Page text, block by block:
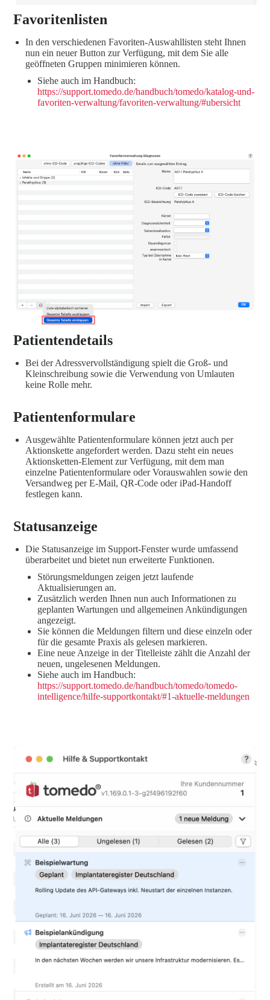
Favoritenlisten
In den verschiedenen Favoriten-Auswahllisten steht Ihnen
nun ein neuer Button zur Verfügung, mit dem Sie alle
geöffneten Gruppen minimieren können.
Siehe auch im Handbuch:
https://support.tomedo.de/handbuch/tomedo/katalog-und-
favoriten-verwaltung/favoriten-verwaltung/#ubersicht
Patientendetails
Bei der Adressvervollständigung spielt die Groß- und
Kleinschreibung sowie die Verwendung von Umlauten
keine Rolle mehr.
Patientenformulare
Ausgewählte Patientenformulare können jetzt auch per
Aktionskette angefordert werden. Dazu steht ein neues
Aktionsketten-Element zur Verfügung, mit dem man
einzelne Patientenformulare oder Vorauswahlen sowie den
Versandweg per E-Mail, QR-Code oder iPad-Handoff
festlegen kann.
Statusanzeige
Die Statusanzeige im Support-Fenster wurde umfassend
überarbeitet und bietet nun erweiterte Funktionen.
Störungsmeldungen zeigen jetzt laufende
Aktualisierungen an.
Zusätzlich werden Ihnen nun auch Informationen zu
geplanten Wartungen und allgemeinen Ankündigungen
angezeigt.
Sie können die Meldungen filtern und diese einzeln oder
für die gesamte Praxis als gelesen markieren.
Eine neue Anzeige in der Titelleiste zählt die Anzahl der
neuen, ungelesenen Meldungen.
Siehe auch im Handbuch:
https://support.tomedo.de/handbuch/tomedo/tomedo-
intelligence/hilfe-supportkontakt/#1-aktuelle-meldungen